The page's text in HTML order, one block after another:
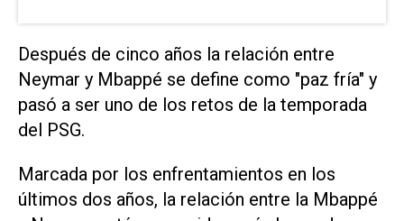
Después de cinco años la relación entre
Neymar y Mbappé se define como "paz fría" y
pasó a ser uno de los retos de la temporada
del PSG.
Marcada por los enfrentamientos en los
últimos dos años, la relación entre la Mbappé